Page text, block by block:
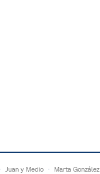
Juan y Medio Marta González